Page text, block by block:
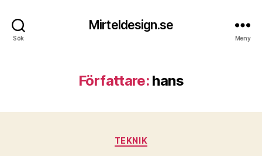
Sök
Mirteldesign.se
Meny
Författare: hans
Kategorier
TEKNIK